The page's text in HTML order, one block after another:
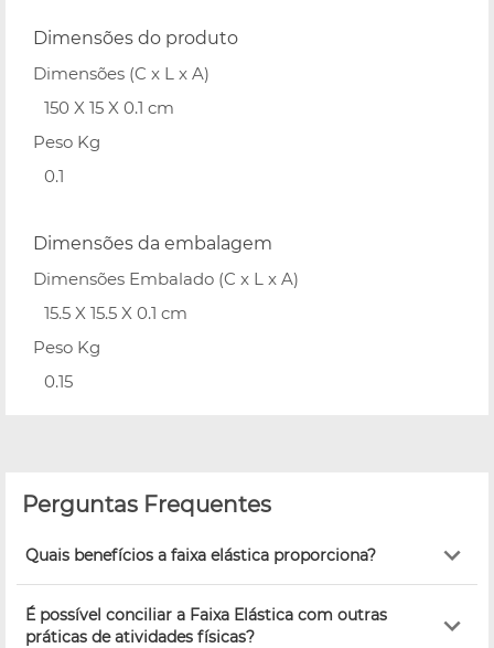
Dimensões do produto
Dimensões (C x L x A)
150 X 15 X 0.1 cm
Peso Kg
0.1
Dimensões da embalagem
Dimensões Embalado (C x L x A)
15.5 X 15.5 X 0.1 cm
Peso Kg
0.15
Perguntas Frequentes
Quais benefícios a faixa elástica proporciona?
É possível conciliar a Faixa Elástica com outras
práticas de atividades físicas?